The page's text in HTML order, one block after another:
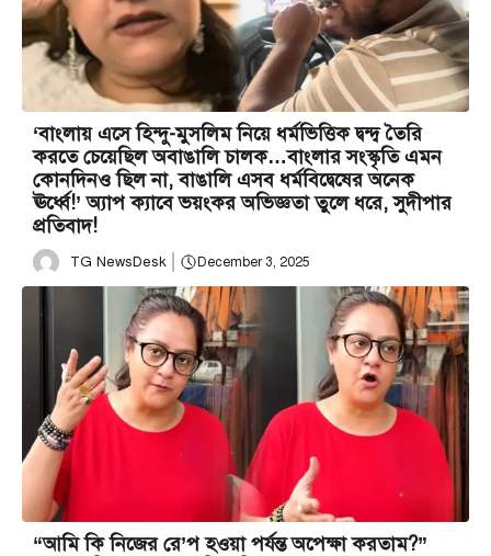
‘বাংলায় এসে হিন্দু-মুসলিম নিয়ে ধর্মভিত্তিক দ্বন্দ্ব তৈরি
করতে চেয়েছিল অবাঙালি চালক…বাংলার সংস্কৃতি এমন
কোনদিনও ছিল না, বাঙালি এসব ধর্মবিদ্বেষের অনেক
ঊর্ধ্বে!’ অ্যাপ ক্যাবে ভয়ংকর অভিজ্ঞতা তুলে ধরে, সুদীপার
প্রতিবাদ!
TG NewsDesk December 3, 2025
“আমি কি নিজের রে’প হওয়া পর্যন্ত অপেক্ষা করতাম?”